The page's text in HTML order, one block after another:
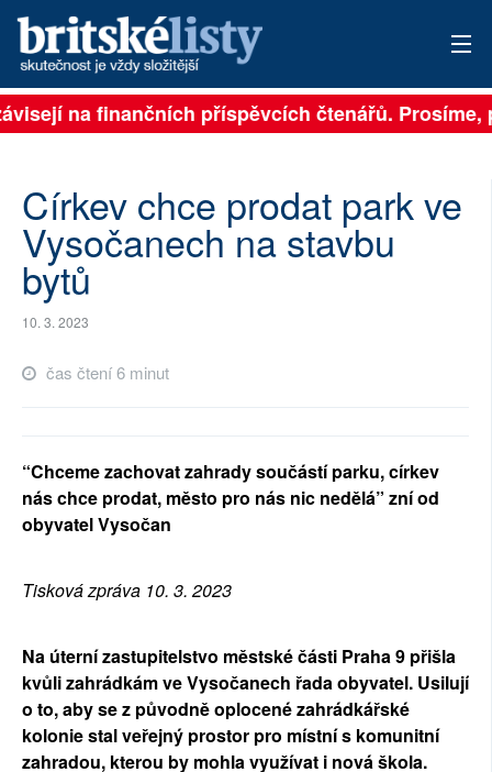
PŘIHLÁSIT
ARCHIV
ROZHOVORY
TÉMATA
NEJČTENĚJŠÍ ZA 7 DNÍ
PŘÍSPĚVKY NA PROVOZ
SOCIÁLNÍ SÍTĚ
na finančních příspěvcích čtenářů. Prosíme,
Církev chce prodat park ve
Vysočanech na stavbu
bytů
10. 3. 2023
čas čtení 6 minut
“Chceme zachovat zahrady součástí parku, církev
nás chce prodat, město pro nás nic nedělá” zní od
obyvatel Vysočan
Tisková zpráva 10. 3. 2023
Na úterní zastupitelstvo městské části Praha 9 přišla
kvůli zahrádkám ve Vysočanech řada obyvatel. Usilují
o to, aby se z původně oplocené zahrádkářské
kolonie stal veřejný prostor pro místní s komunitní
zahradou, kterou by mohla využívat i nová škola.